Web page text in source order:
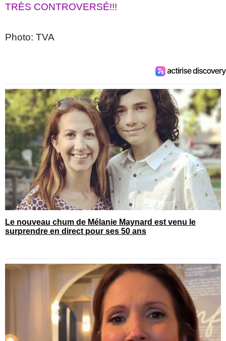
TRÈS CONTROVERSÉ!!!
Photo: TVA
Le nouveau chum de Mélanie Maynard est venu le
surprendre en direct pour ses 50 ans